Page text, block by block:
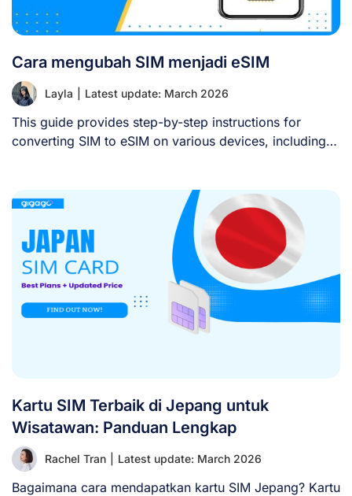
Cara mengubah SIM menjadi eSIM
Layla Latest update: March 2026
This guide provides step-by-step instructions for
converting SIM to eSIM on various devices, including
Kartu SIM Terbaik di Jepang untuk
Wisatawan: Panduan Lengkap
Rachel Tran Latest update: March 2026
Bagaimana cara mendapatkan kartu SIM Jepang? Kartu